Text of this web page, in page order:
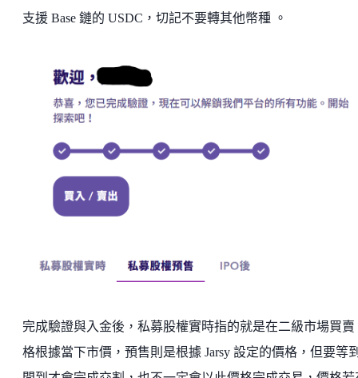
支援 Base 鏈的 USDC，切記不要轉其他幣種 。
完成驗證與入金後，私募股權實時指的就是在二級市場買賣
格根據當下市價，預售則是根據 Jarsy 設定的價格，但要等